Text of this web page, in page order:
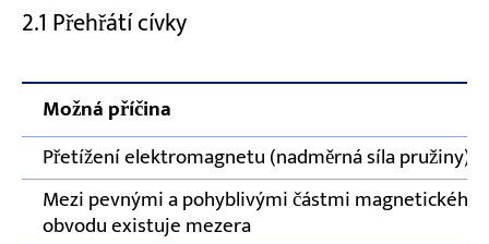
2.1 Přehřátí cívky
Možná příčina
Přetížení elektromagnetu (nadměrná síla pružiny)
Mezi pevnými a pohyblivými částmi magnetického
obvodu existuje mezera